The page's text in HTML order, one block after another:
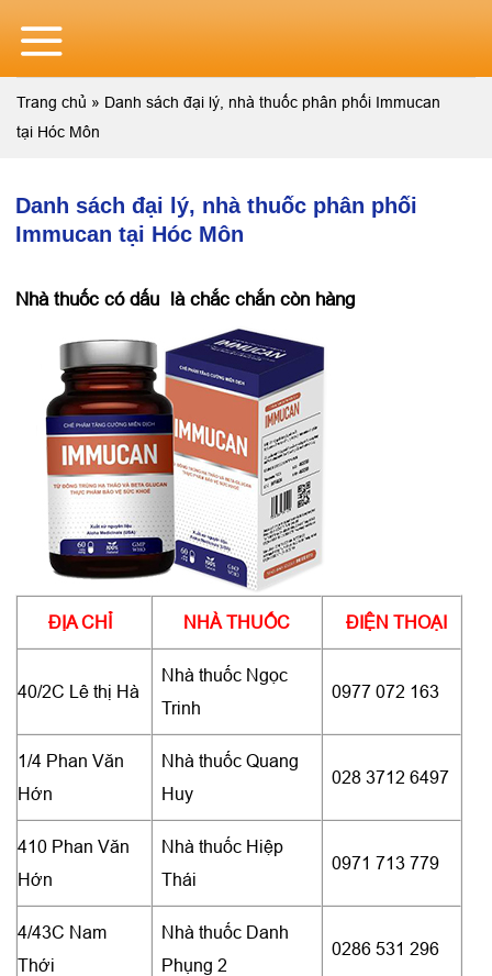
content
Trang chủ » Danh sách đại lý, nhà thuốc phân phối Immucan
tại Hóc Môn
Danh sách đại lý, nhà thuốc phân phối
Immucan tại Hóc Môn
Nhà thuốc có dấu là chắc chắn còn hàng
ĐỊA CHỈ NHÀ THUỐC ĐIỆN THOẠI
40/2C Lê thị Hà
Nhà thuốc Ngọc
Trinh
0977 072 163
1/4 Phan Văn
Hớn
Nhà thuốc Quang
Huy
028 3712 6497
410 Phan Văn
Hớn
Nhà thuốc Hiệp
Thái
0971 713 779
4/43C Nam
Thới
Nhà thuốc Danh
Phụng 2
0286 531 296